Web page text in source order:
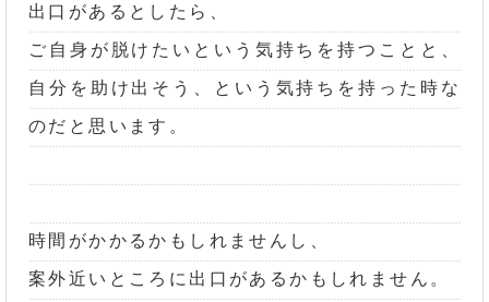
出口があるとしたら、
ご自身が脱けたいという気持ちを持つことと、
自分を助け出そう、という気持ちを持った時な
のだと思います。
時間がかかるかもしれませんし、
案外近いところに出口があるかもしれません。